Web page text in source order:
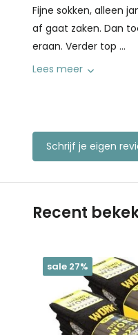
Fijne sokken, alleen
af gaat zaken. Dan
eraan. Verder top ...
Lees meer
Schrijf je eigen
Recent
sale 27%